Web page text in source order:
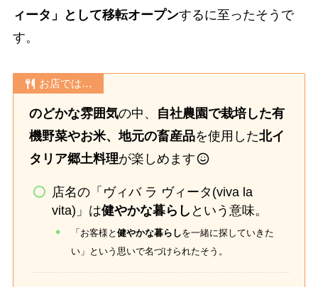
ィータ」として移転オープンするに至ったそうで
す。
お店では…
のどかな雰囲気の中、 自社農園で栽培した有
機野菜やお米、地元の畜産品を使用した北イ
タリア郷土料理が楽しめます
店名の「ヴィバ ラ ヴィータ(viva la
vita)」は健やかな暮らし という意味。
「お客様と 健やかな暮らしを一緒に探していきた
い」という思いで名づけられたそう。